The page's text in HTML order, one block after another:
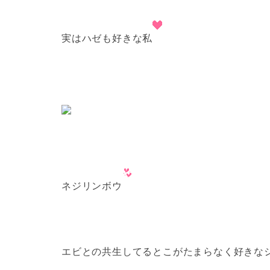
実はハゼも好きな私
ネジリンボウ
エビとの共生してるとこがたまらなく好きな